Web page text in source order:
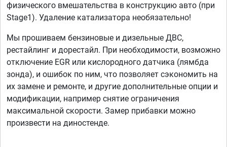
физического вмешательства в конструкцию авто (при
Stage1). Удаление катализатора необязательно!
Мы прошиваем бензиновые и дизельные ДВС,
рестайлинг и дорестайл. При необходимости, возможно
отключение EGR или кислородного датчика (лямбда
зонда), и ошибок по ним, что позволяет сэкономить на
их замене и ремонте, и другие дополнительные опции и
модификации, например снятие ограничения
максимальной скорости. Замер прибавки можно
произвести на диностенде.